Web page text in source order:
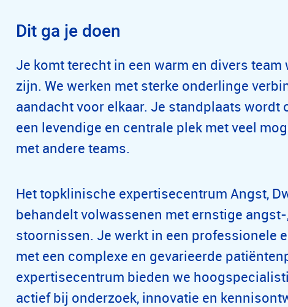
Dit ga je doen
Je komt terecht in een warm en divers
zijn. We werken met sterke onderlinge
aandacht voor elkaar. Je standplaats wordt
een levendige en centrale plek met veel
met andere teams.
Het topklinische expertisecentrum Angst,
behandelt volwassenen met ernstige
stoornissen. Je werkt in een professionele
met een complexe en gevarieerde
expertisecentrum bieden we
actief bij onderzoek, innovatie en